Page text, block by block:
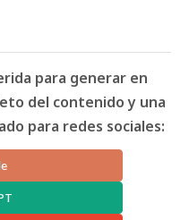
para generar en
del contenido y una
para redes sociales: